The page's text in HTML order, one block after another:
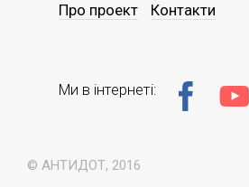
© АНТИДОТ, 2016
Про проект Контакти
Ми в інтернеті: